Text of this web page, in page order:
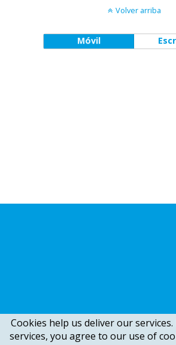
Volver arriba
Móvil
Cookies help us deliver our
services, you agree to our use of